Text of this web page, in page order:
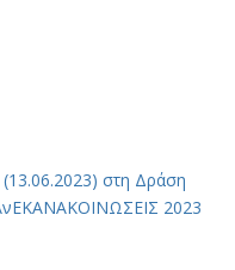
στη Δράση
ΑΝΑΚΟΙΝΩΣΕΙΣ 2023